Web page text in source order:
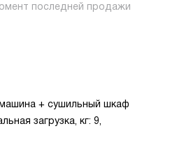
последней продажи
+ сушильный шкаф
загрузка, кг: 9,